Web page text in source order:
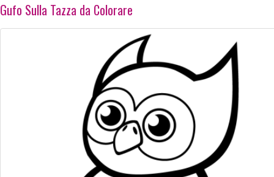
Gufo Sulla Tazza da Colorare